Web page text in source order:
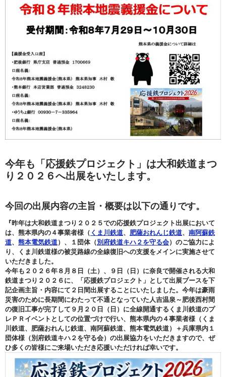
今年も「応援鉄プロジェクト」は大和鉄道まつ
り２０２６へ出展をいたします。
今回の出展内容の主旨・概要は以下の通りです。
『昨年は大和鉄道まつり２０２５での応援鉄プロジェクト出展において
は、熊本県内の４事業者様（ くま川鉄道、 肥薩おれんじ鉄道、 南阿蘇鉄
道、 熊本電気鉄道）、１団体（別府鉄道キハ２を守る会）のご協力によ
り、くま川鉄道様の被災路線の全線復旧への支援をメインに実施させて
いただきました。
今年も２０２６年８月８日（土）、９日（日）に奈良で開催される大和
鉄道まつり２０２６に、「応援鉄プロジェクト」として出展ブースを下
記企画主旨・内容にて２日間出展することにいたしました。今年は豪雨
災害のために長期間にわたって不通となっていた人吉温泉～肥後西村間
の復旧工事が完了して９月２０日（日）に全線開通するくま川鉄道のプ
レＰＲイベントとしての位置づけで行い、 熊本県内の４事業者様（くま
川鉄道、肥薩おれんじ鉄道、南阿蘇鉄道、熊本電気鉄道）＋兵庫県内１
団体様（別府鉄道キハ２を守る会）の出展協力をいただきますので、ぜ
ひ多くの皆様にご来場いただき応援いただければ幸いです。